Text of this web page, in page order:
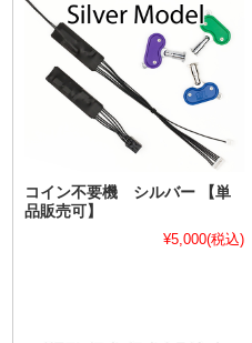
コイン不要機 シルバー 【単
品販売可】
¥5,000(税込)